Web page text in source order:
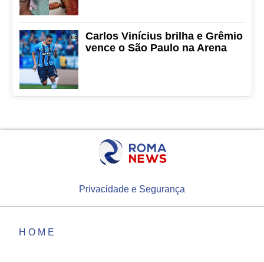
Carlos Vinícius brilha e Grêmio
vence o São Paulo na Arena
Privacidade e Segurança
HOME